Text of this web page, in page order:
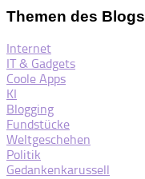
Themen des Blogs
Internet
IT & Gadgets
Coole Apps
KI
Blogging
Fundstücke
Weltgeschehen
Politik
Gedankenkarussell